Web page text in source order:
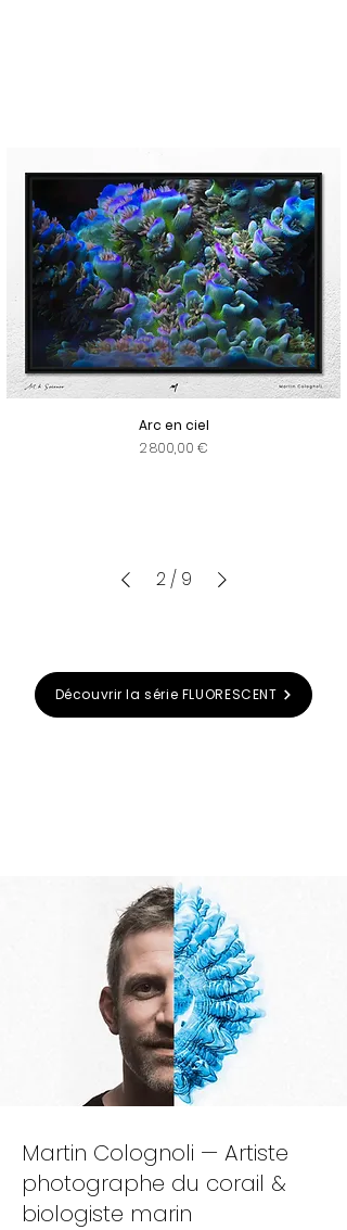
Arc en ciel
Prix
2 800,00 €
2 / 9
Découvrir la série FLUORESCENT
Martin Colognoli — Artiste
photographe du corail &
biologiste marin